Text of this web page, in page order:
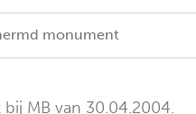
monument
MB van 30.04.2004.